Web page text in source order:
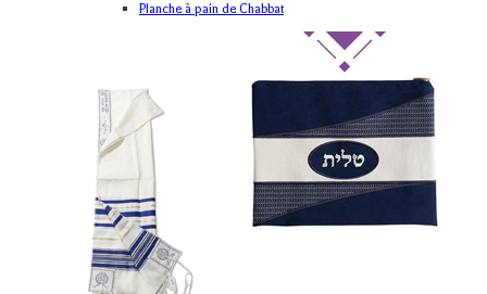
Planche à pain de Chabbat